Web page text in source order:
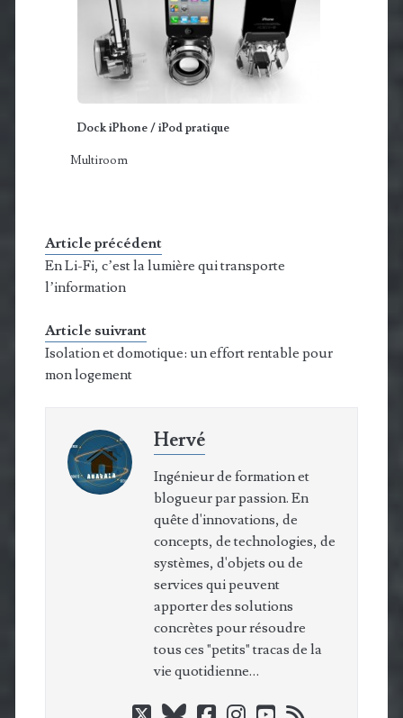
Dock iPhone / iPod pratique
Multiroom
Article précédent
En Li-Fi, c’est la lumière qui transporte
l’information
Article suivrant
Isolation et domotique: un effort rentable pour
mon logement
Hervé
Ingénieur de formation et
blogueur par passion. En
quête d'innovations, de
concepts, de technologies, de
systèmes, d'objets ou de
services qui peuvent
apporter des solutions
concrètes pour résoudre
tous ces "petits" tracas de la
vie quotidienne…
twitterblueskyfacebook
instagram
youtube
rss